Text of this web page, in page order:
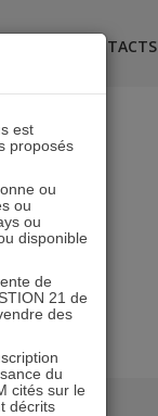
CONTACTS
est
proposés
ou
ou
ou
disponible
de
21 de
des
du
cités sur le
décrits